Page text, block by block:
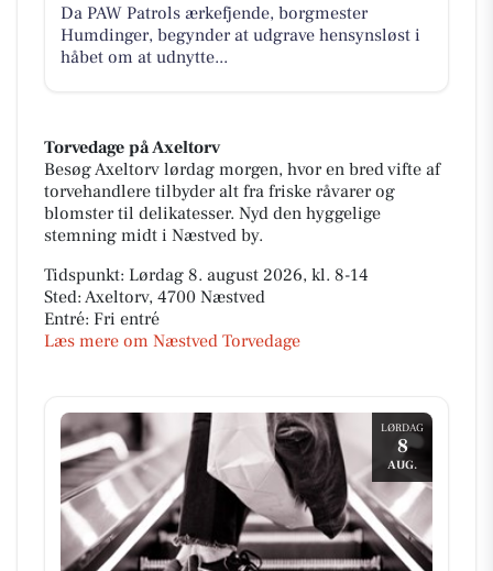
Da PAW Patrols ærkefjende, borgmester
Humdinger, begynder at udgrave hensynsløst i
håbet om at udnytte...
Torvedage på Axeltorv
Besøg Axeltorv lørdag morgen, hvor en bred vifte af
torvehandlere tilbyder alt fra friske råvarer og
blomster til delikatesser. Nyd den hyggelige
stemning midt i Næstved by.
Tidspunkt: Lørdag 8. august 2026, kl. 8-14
Sted: Axeltorv, 4700 Næstved
Entré: Fri entré
Læs mere om Næstved Torvedage
LØRDAG
8
AUG.